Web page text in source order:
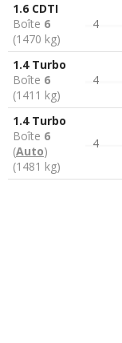
1.6 CDTI
Boîte 6
(1470 kg)
4
1.4 Turbo
Boîte 6
(1411 kg)
4
1.4 Turbo
Boîte 6
(Auto)
(1481 kg)
4